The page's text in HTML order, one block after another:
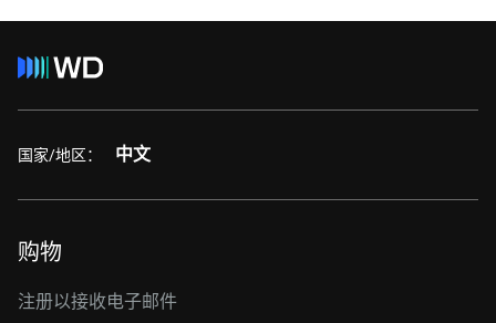
国家/地区： 中文
购物
注册以接收电子邮件